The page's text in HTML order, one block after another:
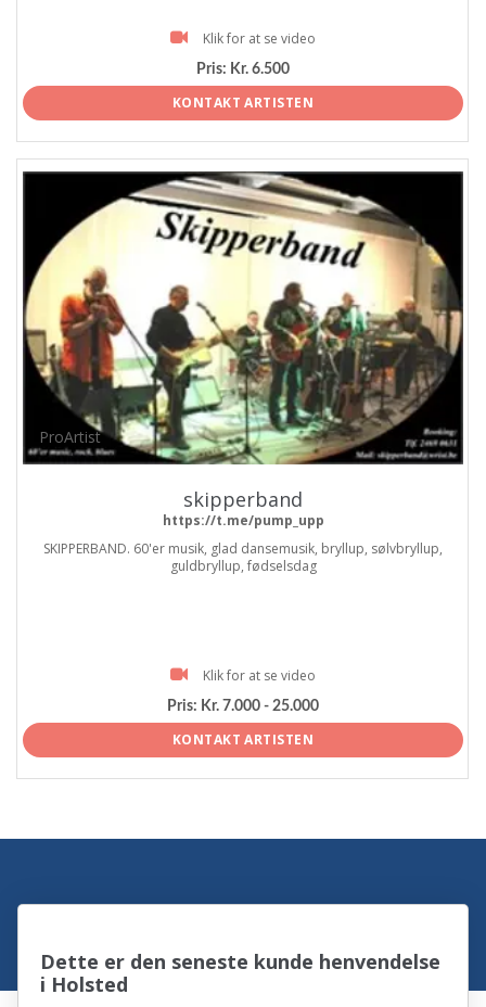
Klik for at se video
Pris: Kr. 6.500
KONTAKT ARTISTEN
ProArtist
skipperband
https://t.me/pump_upp
SKIPPERBAND. 60'er musik, glad dansemusik, bryllup, sølvbryllup,
guldbryllup, fødselsdag
Klik for at se video
Pris: Kr. 7.000 - 25.000
KONTAKT ARTISTEN
Dette er den seneste kunde henvendelse
i Holsted